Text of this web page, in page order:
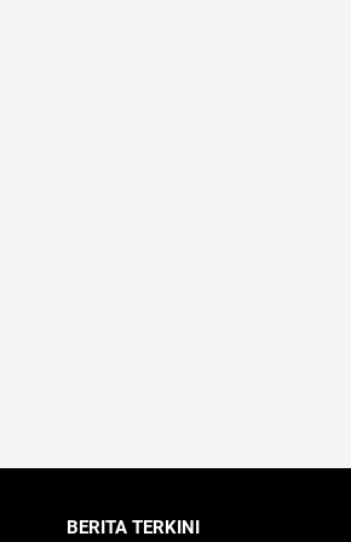
BERITA TERKINI